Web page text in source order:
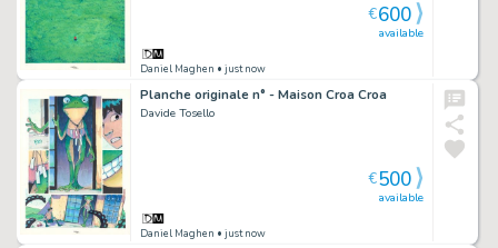
Daniel Maghen • just now
available
€600
Planche originale n° - Maison Croa Croa
Davide Tosello
Daniel Maghen • just now
available
€500